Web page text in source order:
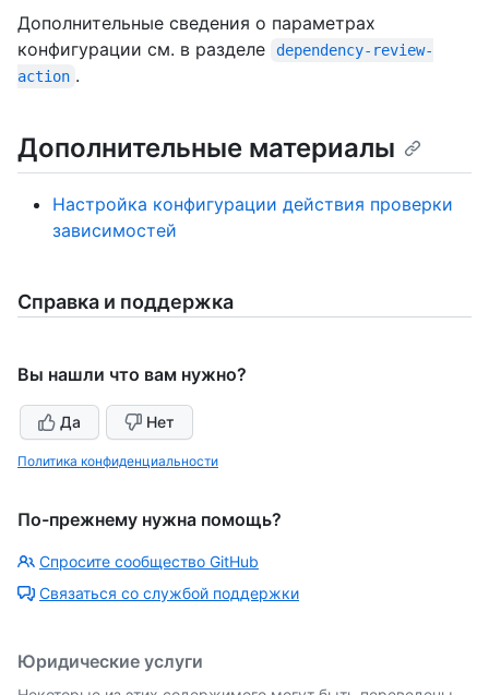
Дополнительные сведения о параметрах
конфигурации см. в разделе
dependency-review-
action .
Дополнительные материалы
Настройка конфигурации действия проверки
зависимостей
Справка и поддержка
Вы нашли что вам нужно?
Да Нет
Политика конфиденциальности
По-прежнему нужна помощь?
Спросите сообщество GitHub
Связаться со службой поддержки
Юридические услуги